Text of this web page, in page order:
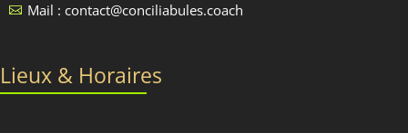
 Mail : contact@conciliabules.coach
Lieux & Horaires